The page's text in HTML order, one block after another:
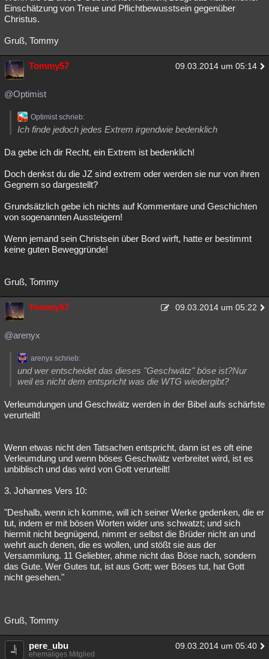
Einschätzung von Treue und Pflichtbewusstsein gegenüber
Christus.
Gruß, Tommy
Tommy57 09.03.2014 um 05:14
@Optimist
Optimist schrieb:
Ich finde jedoch jedes Extrem irgendwie bedenklich
Da gebe ich dir Recht, ein Extrem ist bedenklich!
Doch denkst du die JZ sind extrem oder werden sie nur von ihren
Gegnern so dargestellt?
Grundsätzlich gebe ich nichts auf Kommentare und Geschichten
von sogenannten Aussteigern!
Wenn jemand sein Christsein über Bord wirft, hatte er bestimmt
keine guten Beweggründe!
Gruß, Tommy
Tommy57 09.03.2014 um 05:22
@arenyx
arenyx schrieb:
und wer entscheidet das dieses "Geschwätz" böse ist?Nur
weil es nicht dem entspricht was die WTG wiedergibt?
Verleumdungen und Geschwätz werden in der Bibel aufs schärfste
verurteilt!
Wenn etwas nicht den Tatsachen entspricht, dann ist es oft eine
Verleumdung und wenn böses Geschwätz verbreitet wird, ist es
unbiblisch und das wird von Gott verurteilt!
3. Johannes Vers 10:
"Deshalb, wenn ich komme, will ich seiner Werke gedenken, die er
tut, indem er mit bösen Worten wider uns schwatzt; und sich
hiermit nicht begnügend, nimmt er selbst die Brüder nicht an und
wehrt auch denen, die es wollen, und stößt sie aus der
Versammlung. 11 Geliebter, ahme nicht das Böse nach, sondern
das Gute. Wer Gutes tut, ist aus Gott; wer Böses tut, hat Gott
nicht gesehen."
Gruß, Tommy
pere_ubu 09.03.2014 um 05:40
ehemaliges Mitglied